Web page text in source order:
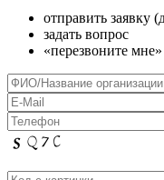
отправить заявку
задать вопрос
«перезвоните мне»